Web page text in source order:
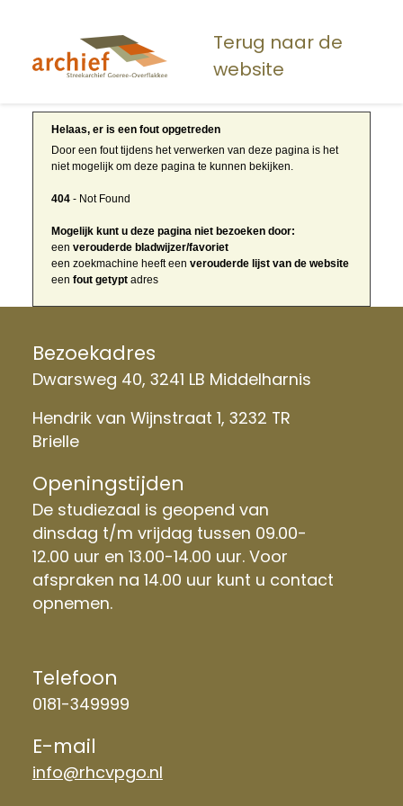
naar
Terug naar de
website
Helaas, er is een fout opgetreden
Door een fout tijdens het verwerken van deze pagina is het
niet mogelijk om deze pagina te kunnen bekijken.
404- Not Found
Mogelijk kunt u deze pagina niet bezoeken door:
een verouderde bladwijzer/favoriet
een zoekmachine heeft een verouderde lijst van de website
een fout getyptadres
Bezoekadres
Dwarsweg 40, 3241 LB Middelharnis
Hendrik van Wijnstraat 1, 3232 TR
Brielle
Openingstijden
De studiezaal is geopend van
dinsdag t/m vrijdag tussen 09.00-
12.00 uur en 13.00-14.00 uur. Voor
afspraken na 14.00 uur kunt u contact
opnemen.
Telefoon
0181-349999
E-mail
info@rhcvpgo.nl